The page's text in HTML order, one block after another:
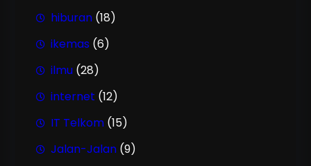
hiburan (18)
ikemas (6)
ilmu (28)
internet (12)
IT Telkom (15)
Jalan-Jalan (9)